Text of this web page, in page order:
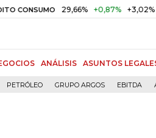
29,66% +0,87% +3,02% DTF
ANÁLISIS ASUNTOS
PETRÓLEO GRUPO ARGOS EBITDA